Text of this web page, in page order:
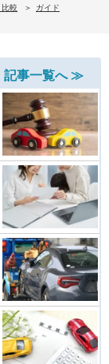
較
ガイド
記事一覧へ ≫